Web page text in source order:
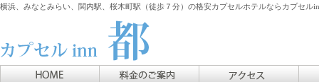
横浜、みなとみらい、関内駅、桜木町駅（徒歩７分）の格安カプセルホテルならカプセル